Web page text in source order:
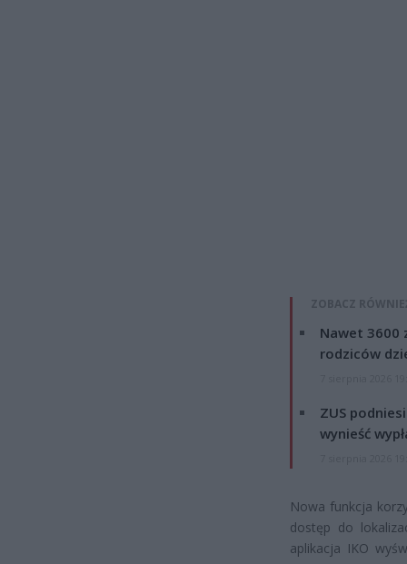
ZOBACZ
Nawet 3600
rodziców
ZUS
wynieść
Nowa funkcja
dostęp do
aplikacja IKO